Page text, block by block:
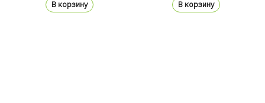
В корзину В корзину